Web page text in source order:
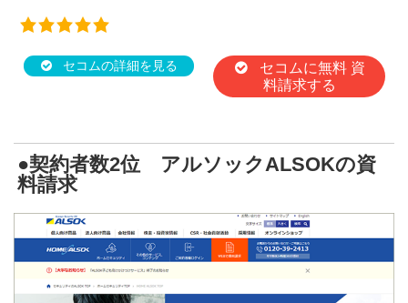
セコムの詳細を見る
セコムに無料 資
料請求する
●契約者数2位 アルソックALSOKの資
料請求